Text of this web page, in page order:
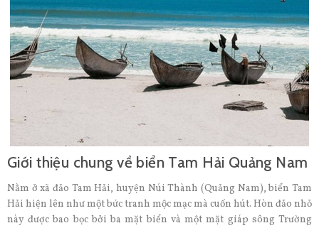
Giới thiệu chung về biển Tam Hải Quảng Nam
Nằm ở xã đảo Tam Hải, huyện Núi Thành (Quảng Nam), biển Tam
Hải hiện lên như một bức tranh mộc mạc mà cuốn hút. Hòn đảo nhỏ
này được bao bọc bởi ba mặt biển và một mặt giáp sông Trường